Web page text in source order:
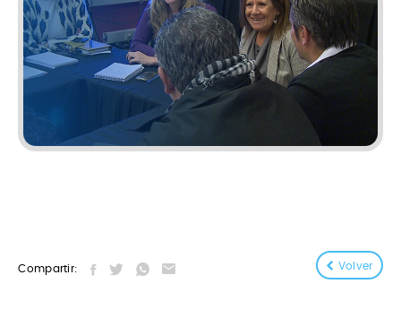
Volver
Compartir: